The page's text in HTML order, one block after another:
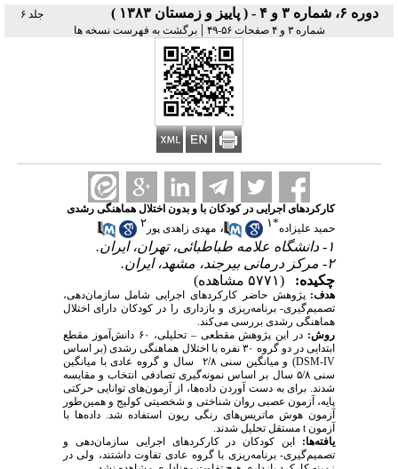
دوره ۶، شماره ۳ و ۴ - ( پاییز و زمستان ۱۳۸۳ )
جلد ۶
شماره ۳ و ۴ صفحات ۵۶-۴۹
|برگشت به فهرست نسخه ها
کارکردهای اجرایی در کودکان با و بدون اختلال هماهنگی رشدی
حمید علیزاده*۱ ، مهدی زاهدی پور ۲
۱- دانشگاه علامه طباطبائی، تهران، ایران.
۲- مرکز درمانی بیرجند، مشهد، ایران.
چکیده:
(۵۷۷۱ مشاهده)
هدف: پژوهش حاضر کارکردهای اجرایی شامل سازمان‌دهی،
تصمیم‌گیری- برنامه‌ریزی و بازداری را در کودکان دارای اختلال
هماهنگی رشدی بررسی می‌کند.
روش: در این پژوهش مقطعی–
تحلیلی، ۶۰ دانش‌آموز مقطع
ابتدایی در دو گروه ۳۰ نفره با اختلال هماهنگی رشدی (بر اساس
DSM-IV
) و میانگین سنی ۲/۸ سال و گروه عادی با میانگین
سنی ۵/۸ سال بر اساس نمونه‌گیری تصادفی انتخاب و مقایسه
شدند. برای به دست آوردن داده‌ها، از آزمون‌های توانایی حرکتی
پایه، آزمون عصبی روان شناختی و شخصیتی کولیج و همین‌طور
آزمون هوش ماتریس‌های رنگی ریون استفاده شد. داده‌ها با
آزمون tمستقل تحلیل شدند.
یافته‌ها: این کودکان در کارکردهای اجرایی سازمان‌دهی و
تصمیم‌گیری- برنامه‌ریزی با گروه عادی تفاوت داشتند، ولی در